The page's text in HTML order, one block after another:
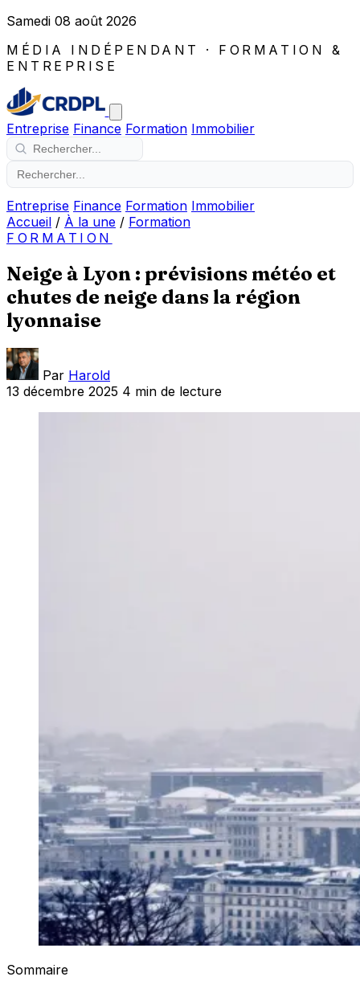
Samedi 08 août 2026
MÉDIA INDÉPENDANT · FORMATION &
ENTREPRISE
Entreprise Finance Formation Immobilier
Entreprise Finance Formation Immobilier
Accueil / À la une / Formation
FORMATION
Neige à Lyon : prévisions météo et
chutes de neige dans la région
lyonnaise
Par Harold
13 décembre 2025 4 min de lecture
Sommaire